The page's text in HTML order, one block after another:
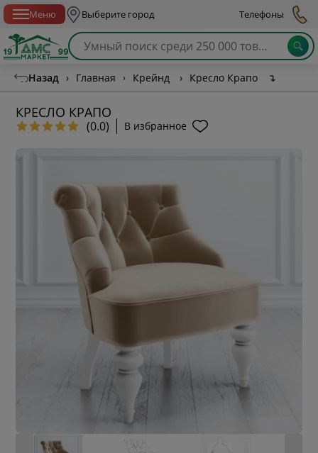
Меню Выберите город Телефоны
Назад › Главная › Крейнд › Кресло Крапо ↴
КРЕСЛО КРАПО
(0.0) В избранное